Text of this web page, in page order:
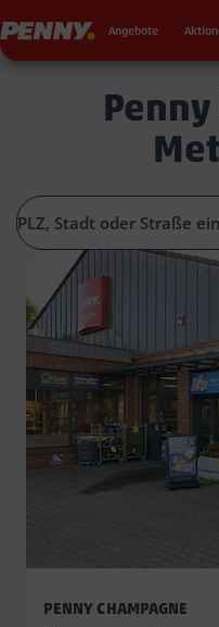
Penny Angebote
PENNY CHAMPAGNE